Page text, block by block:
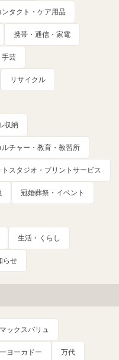
ンタクト・ケア用品
携帯・通信・家電
手芸
リサイクル
収納
チャー・教育・教習所
トスタジオ・プリントサービス
冠婚葬祭・イベント
生活・くらし
らせ
マックスバリュ
ヨーカドー 万代